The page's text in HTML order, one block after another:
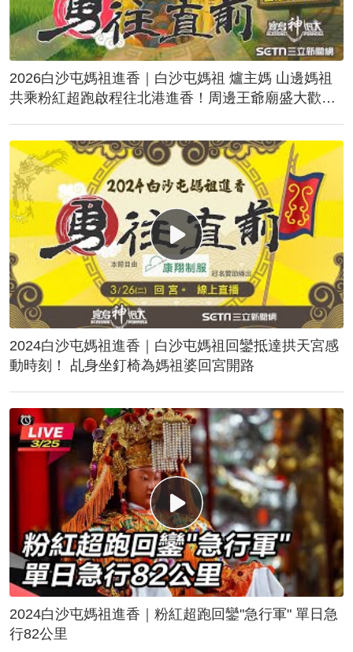
2026白沙屯媽祖進香｜白沙屯媽祖 爐主媽 山邊媽祖
共乘粉紅超跑啟程往北港進香！周邊王爺廟盛大歡
2024白沙屯媽祖進香｜白沙屯媽祖回鑾抵達拱天宮感
動時刻！ 乩身坐釘椅為媽祖婆回宮開路
2024白沙屯媽祖進香｜粉紅超跑回鑾"急行軍" 單日急
行82公里